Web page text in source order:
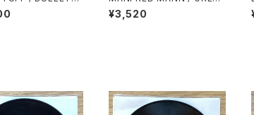
EST HITS
¥3,520